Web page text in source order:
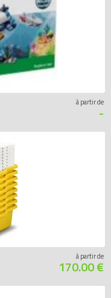
à partir de
-
à partir de
170.00 €